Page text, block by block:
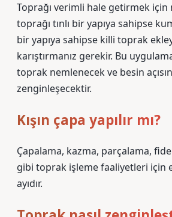
Toprağı verimli hale getirmek için
toprağı tınlı bir yapıya sahipse
bir yapıya sahipse killi toprak
karıştırmanız gerekir. Bu
toprak nemlenecek ve besin
zenginleşecektir.
Kışın çapa yapılır mı?
Çapalama, kazma, parçalama,
gibi toprak işleme faaliyetleri için
ayıdır.